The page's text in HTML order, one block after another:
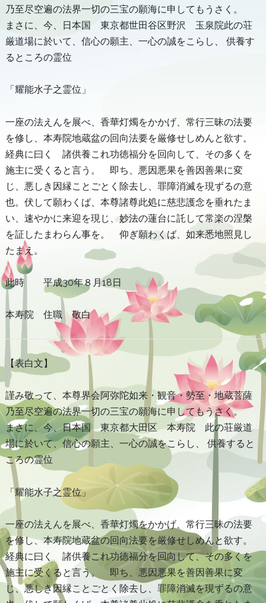
乃至尽空遍の法界一切の三宝の願海に申してもうさく。
まさに、今、日本国 東京都世田谷区野沢 玉泉院此の荘
厳道場に於いて、信心の願主、一心の誠をこらし、 供養す
るところの霊位
「耀能水子之霊位」
一座の法えんを展べ、香華灯燭をかかげ、常行三昧の法要
を修し、本寿院地蔵盆の回向法要を厳修せしめんと欲す。
経典に曰く 諸供養これ功徳福分を回向して、その多くを
施主に受くると言う。 即ち、悪因悪果を善因善果に変
じ、悪しき因縁ことごとく除去し、罪障消滅を現ずるの意
也。伏して願わくば、本尊諸尊此処に慈悲護念を垂れたま
い、速やかに来迎を現じ、妙法の蓮台に託して常楽の涅槃
を証したまわらん事を。 仰ぎ願わくば、如来悉地照見し
たまえ。
此時 平成30年８月18日
本寿院 住職 敬白
【表白文】
謹み敬って、本尊界会阿弥陀如来・観音・勢至・地蔵菩薩
乃至尽空遍の法界一切の三宝の願海に申してもうさく。
まさに、今、日本国 東京都大田区 本寿院 此の荘厳道
場に於いて、信心の願主、一心の誠をこらし、 供養すると
ころの霊位
「耀能水子之霊位」
一座の法えんを展べ、香華灯燭をかかげ、常行三昧の法要
を修し、本寿院地蔵盆の回向法要を厳修せしめんと欲す。
経典に曰く 諸供養これ功徳福分を回向して、その多くを
施主に受くると言う。 即ち、悪因悪果を善因善果に変
じ、悪しき因縁ことごとく除去し、罪障消滅を現ずるの意